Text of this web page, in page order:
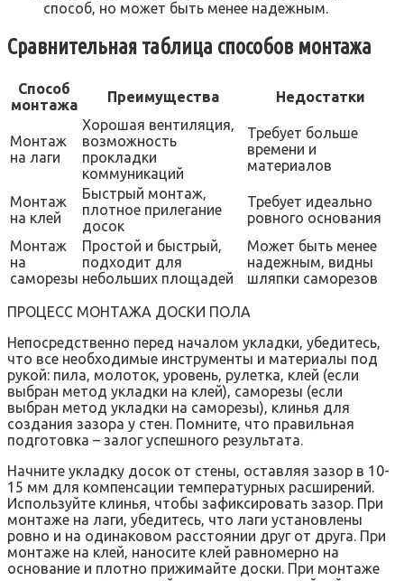
способ‚ но может быть менее надежным.
Сравнительная таблица способов монтажа
Способ
монтажа
Преимущества Недостатки
Монтаж
на лаги
Хорошая вентиляция‚
возможность
прокладки
коммуникаций
Требует больше
времени и
материалов
Монтаж
на клей
Быстрый монтаж‚
плотное прилегание
досок
Требует идеально
ровного основания
Монтаж
на
саморезы
Простой и быстрый‚
подходит для
небольших площадей
Может быть менее
надежным‚ видны
шляпки саморезов
ПРОЦЕСС МОНТАЖА ДОСКИ ПОЛА
Непосредственно перед началом укладки‚ убедитесь‚
что все необходимые инструменты и материалы под
рукой: пила‚ молоток‚ уровень‚ рулетка‚ клей (если
выбран метод укладки на клей)‚ саморезы (если
выбран метод укладки на саморезы)‚ клинья для
создания зазора у стен. Помните‚ что правильная
подготовка – залог успешного результата.
Начните укладку досок от стены‚ оставляя зазор в 10-
15 мм для компенсации температурных расширений.
Используйте клинья‚ чтобы зафиксировать зазор. При
монтаже на лаги‚ убедитесь‚ что лаги установлены
ровно и на одинаковом расстоянии друг от друга. При
монтаже на клей‚ наносите клей равномерно на
основание и плотно прижимайте доски. При монтаже